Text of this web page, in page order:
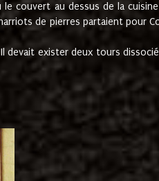
couvert au dessus de la
de pierres partaient pour
exister deux tours